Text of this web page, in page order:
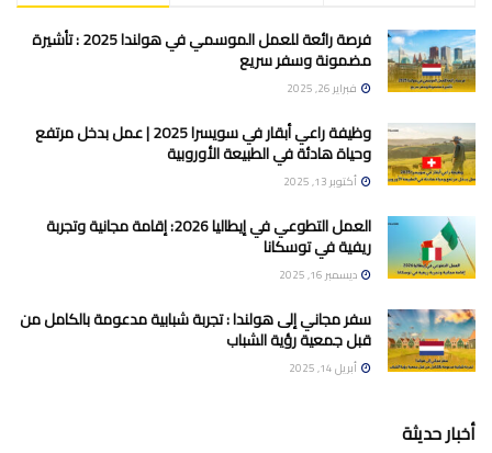
فرصة رائعة للعمل الموسمي في هولندا 2025 : تأشيرة
مضمونة وسفر سريع
فبراير 26, 2025
وظيفة راعي أبقار في سويسرا 2025 | عمل بدخل مرتفع
وحياة هادئة في الطبيعة الأوروبية
أكتوبر 13, 2025
العمل التطوعي في إيطاليا 2026: إقامة مجانية وتجربة
ريفية في توسكانا
ديسمبر 16, 2025
سفر مجاني إلى هولندا : تجربة شبابية مدعومة بالكامل من
قبل جمعية رؤية الشباب
أبريل 14, 2025
أخبار حديثة